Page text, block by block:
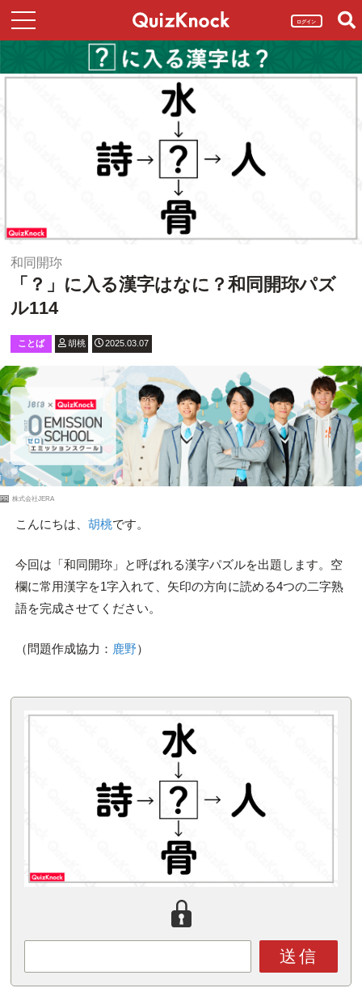
ログイン
和同開珎
「？」に入る漢字はなに？和同開珎パズ
ル114
ことば 胡桃 2025.03.07
PR 株式会社JERA
こんにちは、 胡桃です。
今回は「和同開珎」と呼ばれる漢字パズルを出題します。空
欄に常用漢字を1字入れて、矢印の方向に読める4つの二字熟
語を完成させてください。
（問題作成協力： 鹿野）
送信